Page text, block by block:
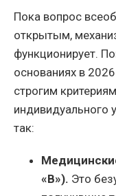
Пока вопрос
открытым,
функционирует.
основаниях в
строгим
индивидуального
так:
«В»). Это